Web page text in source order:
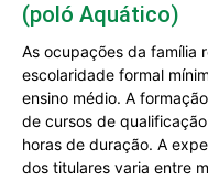
(poló Aquático)
As ocupações da família
escolaridade formal
ensino médio. A
de cursos de
horas de duração. A
dos titulares varia entre